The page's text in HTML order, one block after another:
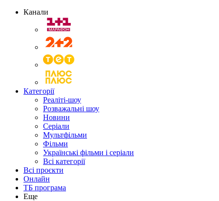
Канали
Категорії
Реаліті-шоу
Розважальні шоу
Новини
Серіали
Мультфільми
Фільми
Українські фільми і серіали
Всі категорії
Всі проєкти
Онлайн
ТБ програма
Еще